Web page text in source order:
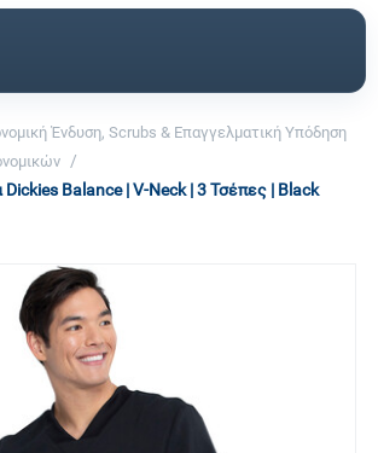
Ένδυση, Scrubs & Επαγγελματική Υπόδηση
/
Balance | V-Neck | 3 Τσέπες | Black